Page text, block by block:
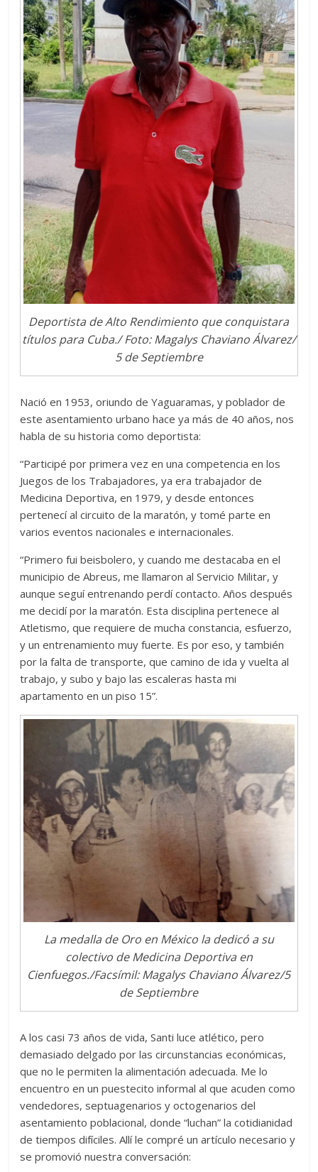
Deportista de Alto Rendimiento que conquistara
títulos para Cuba./ Foto: Magalys Chaviano Álvarez/
5 de Septiembre
Nació en 1953, oriundo de Yaguaramas, y poblador de
este asentamiento urbano hace ya más de 40 años, nos
habla de su historia como deportista:
“Participé por primera vez en una competencia en los
Juegos de los Trabajadores, ya era trabajador de
Medicina Deportiva, en 1979, y desde entonces
pertenecí al circuito de la maratón, y tomé parte en
varios eventos nacionales e internacionales.
“Primero fui beisbolero, y cuando me destacaba en el
municipio de Abreus, me llamaron al Servicio Militar, y
aunque seguí entrenando perdí contacto. Años después
me decidí por la maratón. Esta disciplina pertenece al
Atletismo, que requiere de mucha constancia, esfuerzo,
y un entrenamiento muy fuerte. Es por eso, y también
por la falta de transporte, que camino de ida y vuelta al
trabajo, y subo y bajo las escaleras hasta mi
apartamento en un piso 15”.
La medalla de Oro en México la dedicó a su
colectivo de Medicina Deportiva en
Cienfuegos./Facsímil: Magalys Chaviano Álvarez/5
de Septiembre
A los casi 73 años de vida, Santi luce atlético, pero
demasiado delgado por las circunstancias económicas,
que no le permiten la alimentación adecuada. Me lo
encuentro en un puestecito informal al que acuden como
vendedores, septuagenarios y octogenarios del
asentamiento poblacional, donde “luchan” la cotidianidad
de tiempos difíciles. Allí le compré un artículo necesario y
se promovió nuestra conversación: